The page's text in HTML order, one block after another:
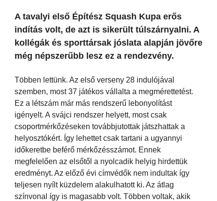
A tavalyi első Építész Squash Kupa erős
indítás volt, de azt is sikerült túlszárnyalni. A
kollégák és sporttársak jóslata alapján jövőre
még népszerűbb lesz ez a rendezvény.
Többen lettünk. Az első verseny 28 indulójával
szemben, most 37 játékos vállalta a megmérettetést.
Ez a létszám már más rendszerű lebonyolítást
igényelt. A svájci rendszer helyett, most csak
csoportmérkőzéseken továbbjutottak játszhattak a
helyosztókért. Így lehettet csak tartani a ugyannyi
időkeretbe beférő mérkőzésszámot. Ennek
megfelelően az elsőtől a nyolcadik helyig hirdettük
eredményt. Az előző évi címvédők nem indultak így
teljesen nyílt küzdelem alakulhatott ki. Az átlag
színvonal így is magasabb volt. Többen voltak, akik